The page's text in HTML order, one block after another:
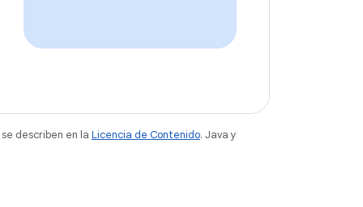
describen en la Licencia de Contenido. Java y